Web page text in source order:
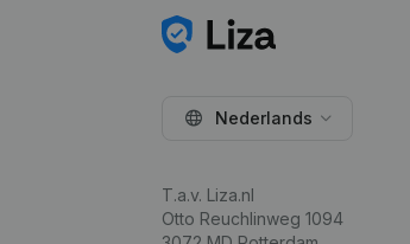
Nederlands
T.a.v. Liza.nl
Otto Reuchlinweg 1094